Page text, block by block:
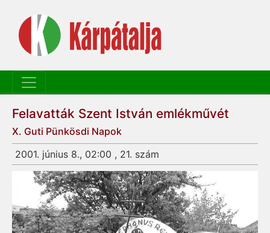
Felavatták Szent István emlékművét
X. Guti Pünkösdi Napok
2001. június 8., 02:00 , 21. szám